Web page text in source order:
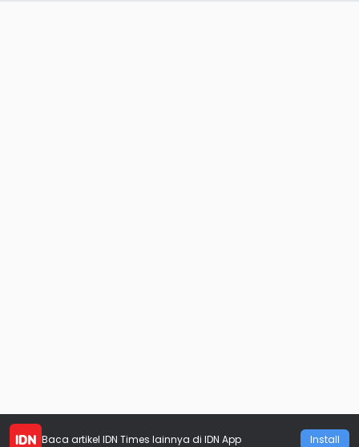
Baca artikel IDN Times lainnya di IDN App Install